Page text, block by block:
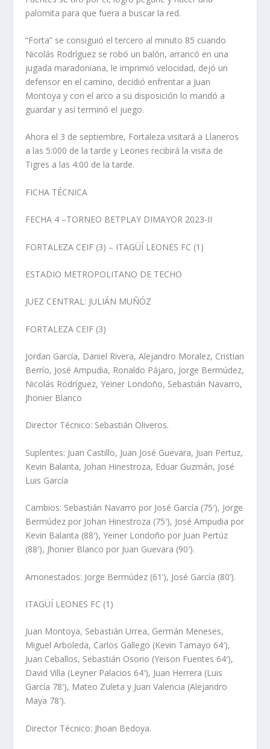
palomita para que fuera a buscar la red.
“Forta” se consiguió el tercero al minuto 85 cuando
Nicolás Rodríguez se robó un balón, arrancó en una
jugada maradoniana, le imprimió velocidad, dejó un
defensor en el camino, decidió enfrentar a Juan
Montoya y con el arco a su disposición lo mandó a
guardar y así terminó el juego.
Ahora el 3 de septiembre, Fortaleza visitará a Llaneros
a las 5:000 de la tarde y Leones recibirá la visita de
Tigres a las 4:00 de la tarde.
FICHA TÉCNICA
FECHA 4 –TORNEO BETPLAY DIMAYOR 2023-II
FORTALEZA CEIF (3) – ITAGÜÍ LEONES FC (1)
ESTADIO METROPOLITANO DE TECHO
JUEZ CENTRAL: JULIÁN MUÑÓZ
FORTALEZA CEIF (3)
Jordan García, Daniel Rivera, Alejandro Moralez, Cristian
Berrío, José Ampudia, Ronaldo Pájaro, Jorge Bermúdez,
Nicolás Rodríguez, Yeiner Londoño, Sebastián Navarro,
Jhonier Blanco
Director Técnico: Sebastián Oliveros.
Suplentes: Juan Castillo, Juan José Guevara, Juan Pertuz,
Kevin Balanta, Johan Hinestroza, Eduar Guzmán, José
Luis García
Cambios: Sebastián Navarro por José García (75′), Jorge
Bermúdez por Johan Hinestroza (75′), José Ampudia por
Kevin Balanta (88′), Yeiner Londoño por Juan Pertúz
(88′), Jhonier Blanco por Juan Guevara (90′).
Amonestados: Jorge Bermúdez (61’), José García (80’).
ITAGÜÍ LEONES FC (1)
Juan Montoya, Sebastián Urrea, Germán Meneses,
Miguel Arboleda, Carlos Gallego (Kevin Tamayo 64′),
Juan Ceballos, Sebastián Osorio (Yeison Fuentes 64′),
David Villa (Leyner Palacios 64′), Juan Herrera (Luis
García 78′), Mateo Zuleta y Juan Valencia (Alejandro
Maya 78′).
Director Técnico: Jhoan Bedoya.